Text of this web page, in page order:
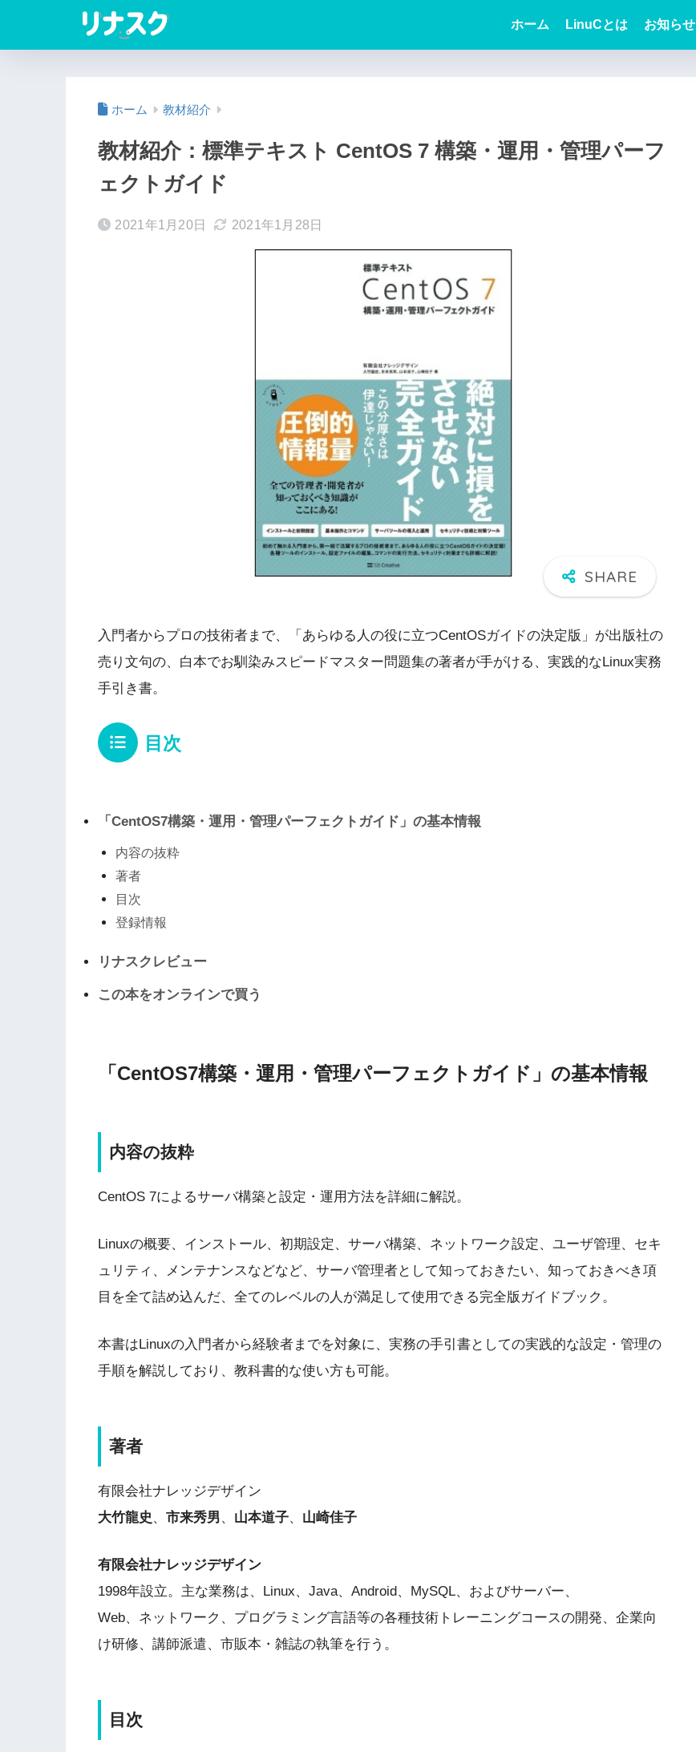
ホーム LinuCとは お知らせ
ホーム 教材紹介
教材紹介：標準テキスト CentOS 7 構築・運用・管理パーフ
ェクトガイド
2021年1月20日 2021年1月28日
入門者からプロの技術者まで、「あらゆる人の役に立つCentOSガイドの決定版」が出版社の
売り文句の、白本でお馴染みスピードマスター問題集の著者が手がける、実践的なLinux実務
手引き書。
目次
「CentOS7構築・運用・管理パーフェクトガイド」の基本情報
内容の抜粋
著者
目次
登録情報
リナスクレビュー
この本をオンラインで買う
「CentOS7構築・運用・管理パーフェクトガイド」の基本情報
内容の抜粋
CentOS 7によるサーバ構築と設定・運用方法を詳細に解説。
Linuxの概要、インストール、初期設定、サーバ構築、ネットワーク設定、ユーザ管理、セキ
ュリティ、メンテナンスなどなど、サーバ管理者として知っておきたい、知っておきべき項
目を全て詰め込んだ、全てのレベルの人が満足して使用できる完全版ガイドブック。
本書はLinuxの入門者から経験者までを対象に、実務の手引書としての実践的な設定・管理の
手順を解説しており、教科書的な使い方も可能。
著者
有限会社ナレッジデザイン
大竹龍史 、 市来秀男、 山本道子、 山崎佳子
有限会社ナレッジデザイン
1998年設立。主な業務は、Linux、Java、Android、MySQL、およびサーバー、
Web、ネットワーク、プログラミング言語等の各種技術トレーニングコースの開発、企業向
け研修、講師派遣、市販本・雑誌の執筆を行う。
目次